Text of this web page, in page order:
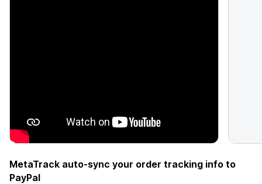
MetaTrack auto-sync your order tracking info to
PayPal